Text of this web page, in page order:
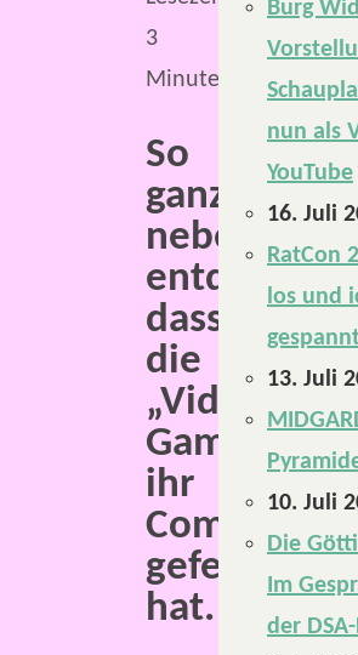
3
Minuten
So
ganz
nebenbei
entdeckt,
dass
die
„Video
Games“
ihr
Comeback
gefeiert
hat.
Burg
nun als
YouTube
16. Juli
RatCon
los und
13. Juli
10. Juli
Die
Im
der